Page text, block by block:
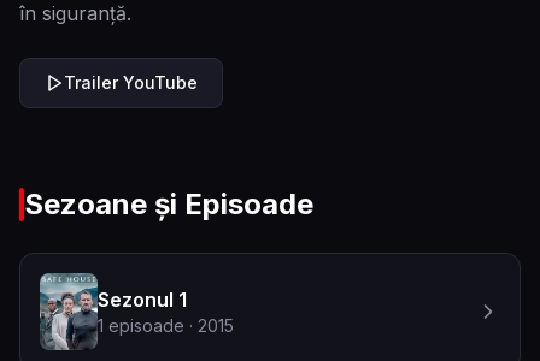
în siguranță.
Trailer YouTube
Sezoane și Episoade
Sezonul 1
1 episoade · 2015